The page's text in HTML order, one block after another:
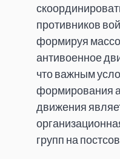
противников
формируя
антивоенное
что важным
формирования
движения
групп на